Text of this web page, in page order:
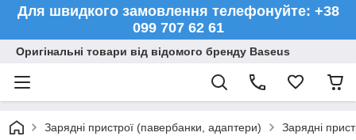
Для швидкого замовлення телефонуйте: +38
099 707 62 61
Оригінальні товари від відомого бренду Baseus
Зарядні пристрої (павербанки, адаптери) Зарядні